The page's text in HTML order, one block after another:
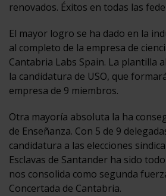
renovados. Éxitos en todas las
El mayor logro se ha dado en la
al completo de la empresa de
Cantabria Labs Spain. La plantilla
la candidatura de USO, que
empresa de 9 miembros.
Otra mayoría absoluta la ha
de Enseñanza. Con 5 de 9
candidatura a las elecciones
Esclavas de Santander ha sido
nos consolida como segunda
Concertada de Cantabria.